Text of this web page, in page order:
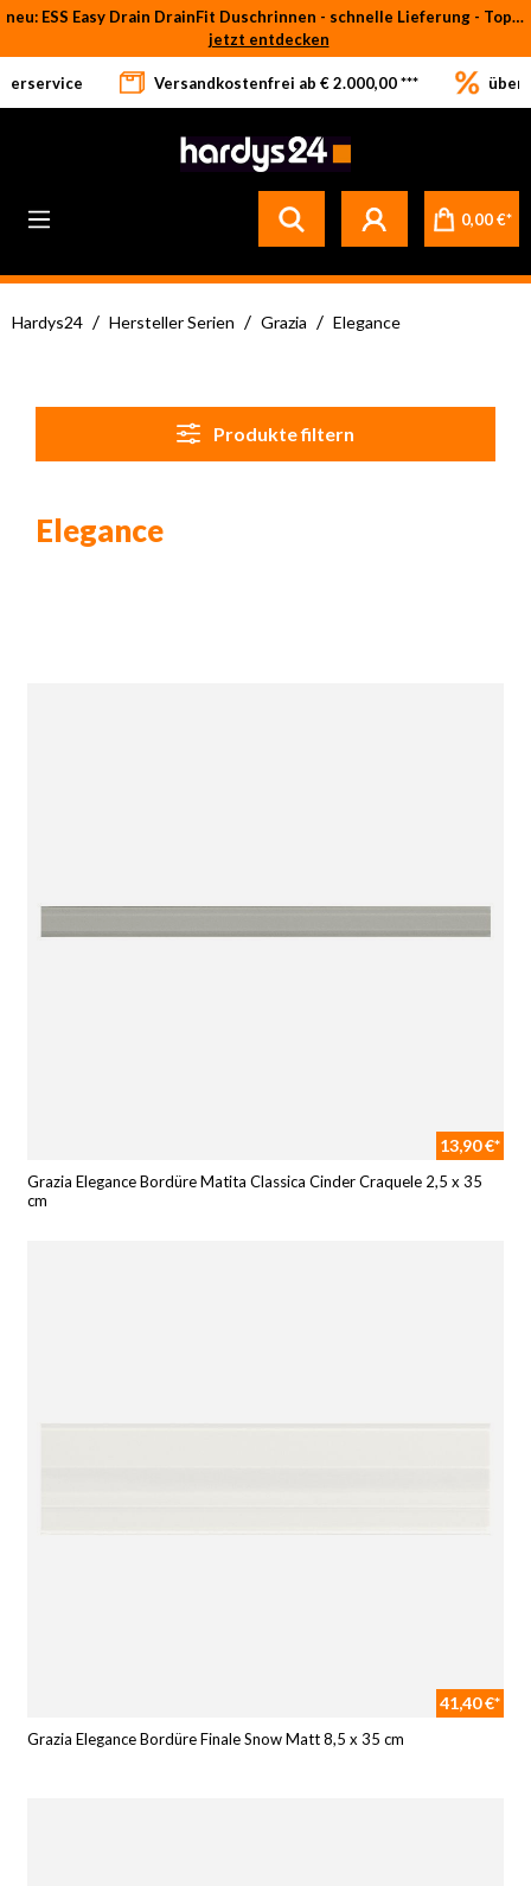
Zum Hauptinhalt springen
neu: ESS Easy Drain DrainFit Duschrinnen - schnelle Lieferung - Top-Preise
jetzt entdecken
Versandkostenfrei ab € 2.000,00 *** über
0,00 €*
Hardys24 / Hersteller Serien / Grazia / Elegance
Produkte filtern
Elegance
13,90 €*
Grazia Elegance Bordüre Matita Classica Cinder Craquele 2,5 x 35
cm
41,40 €*
Grazia Elegance Bordüre Finale Snow Matt 8,5 x 35 cm